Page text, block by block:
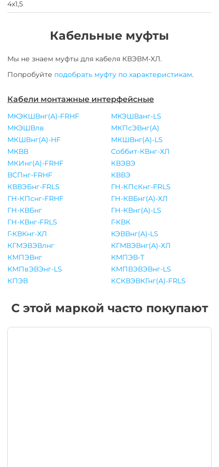
4х1,5
Кабельные муфты
Мы не знаем муфты для кабеля КВЭВМ-ХЛ.
Попробуйте подобрать муфту по характеристикам.
Кабели монтажные интерфейсные
МКЭКШВнг(A)-FRHF
МКЭШВанг-LS
МКЭШВлв
МКПсЭВнг(A)
МКШВнг(A)-HF
МКШВнг(A)-LS
МКВВ
Соббит-КВнг-ХЛ
МКИнг(A)-FRHF
КВЭВЭ
ВСПнг-FRHF
КВВЭ
КВВЭБнг-FRLS
ГН-КПсКнг-FRLS
ГН-КПснг-FRHF
ГН-КВБнг(A)-ХЛ
ГН-КВБнг
ГН-КВнг(A)-LS
ГН-КВнг-FRLS
Г-КВК
Г-КВКнг-ХЛ
КЭВВнг(A)-LS
КГМЭВЭВлнг
КГМВЭВнг(A)-ХЛ
КМПЭВнг
КМПЭВ-Т
КМПвЭВЭнг-LS
КМПВЭВЭВнг-LS
КПЭВ
КСКВЭВКГнг(A)-FRLS
С этой маркой часто покупают